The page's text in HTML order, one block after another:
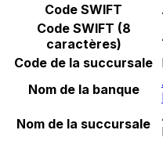
Code SWIFT
Code SWIFT (8
caractères)
Code de la succursale
Nom de la banque
Nom de la succursale